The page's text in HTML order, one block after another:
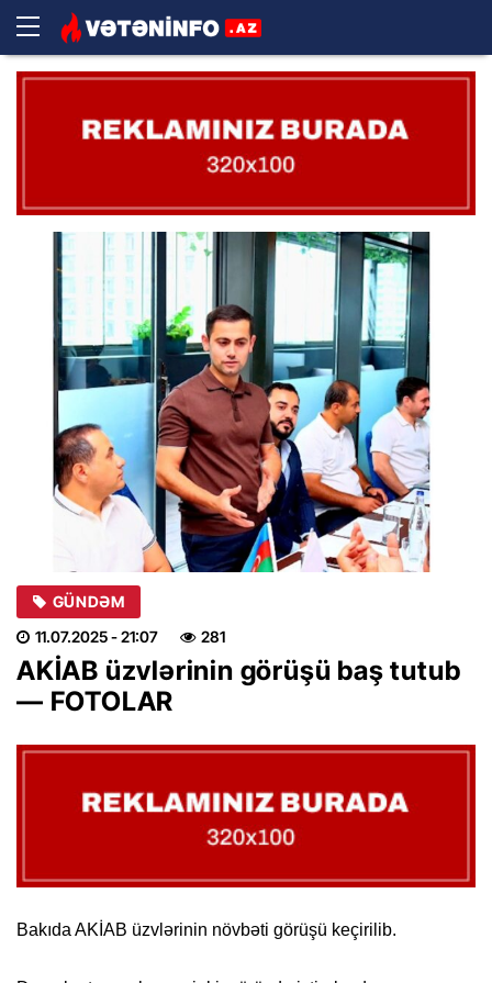
GÜNDƏM
11.07.2025- 21:07 281
AKİAB üzvlərinin görüşü baş tutub
— FOTOLAR
Bakıda AKİAB üzvlərinin növbəti görüşü keçirilib.